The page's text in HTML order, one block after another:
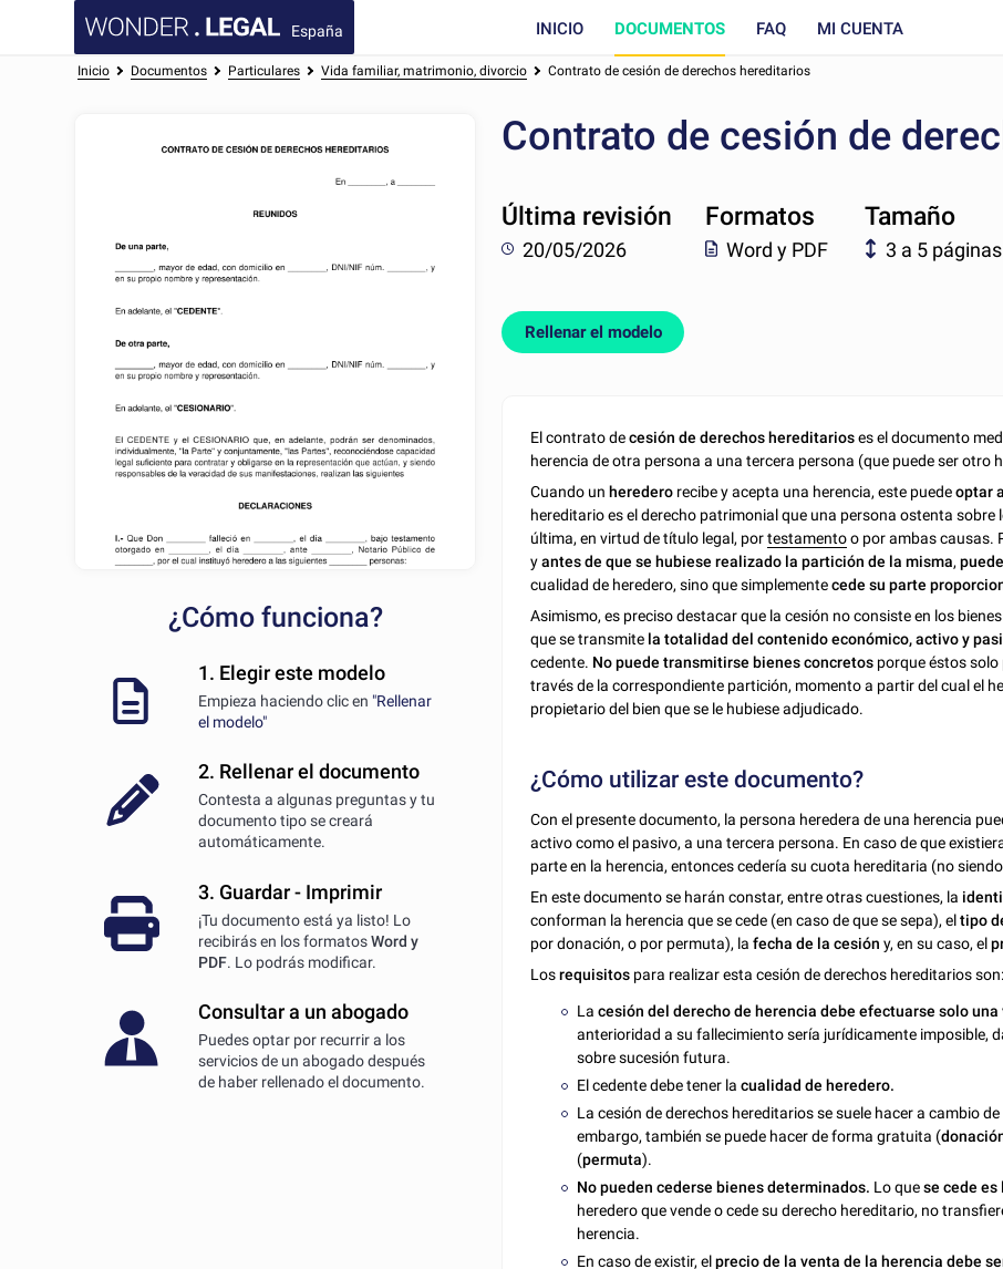
España INICIO DOCUMENTOS FAQ MI CUENTA
Inicio Documentos Particulares Vida familiar, matrimonio, divorcio Contrato de cesión de derechos hereditarios
¿Cómo funciona?
1. Elegir este modelo
Empieza haciendo clic en "Rellenar
el modelo"
2. Rellenar el documento
Contesta a algunas preguntas y tu
documento tipo se creará
automáticamente.
3. Guardar - Imprimir
¡Tu documento está ya listo! Lo
recibirás en los formatosWord y
PDF. Lo podrás modificar.
Consultar a un abogado
Puedes optar por recurrir a los
servicios de un abogado después
de haber rellenado el documento.
Contrato de cesión de
Última revisión
20/05/2026
Formatos
Word y PDF
Tamaño
3 a 5 páginas
Rellenar el modelo
El contrato decesión de derechos hereditarioses el documento
herencia de otra persona a una tercera persona (que puede ser otro
Cuando un heredero recibe y acepta una herencia, este puedeoptar
hereditario es el derecho patrimonial que una persona ostenta sobre
última, en virtud de título legal, portestamentoo por ambas causas.
yantes de que se hubiese realizado la partición de la misma,
cualidad de heredero, sino que simplementecede su parte
Asimismo, es preciso destacar que la cesión no consiste en los
que se transmite la totalidad del contenido económico, activo y
cedente. No puede transmitirse bienes concretos porque éstos
través de la correspondiente partición, momento a partir del cual el
propietario del bien que se le hubiese adjudicado.
¿Cómo utilizar este documento?
Con el presente documento, la persona heredera de una herencia
activo como el pasivo, a una tercera persona. En caso de que
parte en la herencia, entonces cedería su cuota hereditaria (no
En este documento se harán constar, entre otras cuestiones, la
conforman la herencia que se cede (en caso de que se sepa), eltipo
por donación, o por permuta), lafecha de la cesión y, en su caso, el
Losrequisitos para realizar esta cesión de derechos hereditarios son:
Lacesión del derecho de herencia debe efectuarse solo
anterioridad a su fallecimiento sería jurídicamente imposible,
sobre sucesión futura.
El cedente debe tener lacualidad de heredero.
La cesión de derechos hereditarios se suele hacer a cambio
embargo, también se puede hacer de forma gratuita (
(permuta).
No pueden cederse bienes determinados. Lo quese cede
heredero que vende o cede su derecho hereditario, no
herencia.
En caso de existir, elprecio de la venta de la herencia debe